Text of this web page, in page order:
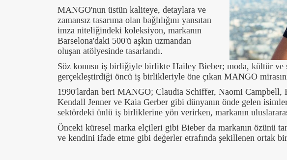
MANGO'nun üstün kaliteye, detaylara ve
zamansız tasarıma olan bağlılığını yansıtan
imza niteliğindeki koleksiyon, markanın
Barselona'daki 500'ü aşkın uzmandan
oluşan atölyesinde tasarlandı.
Söz konusu iş birliğiyle birlikte Hailey Bieber; moda, kültür ve
gerçekleştirdiği öncü iş birlikleriyle öne çıkan MANGO
1990'lardan beri MANGO; Claudia Schiffer, Naomi Campbell,
Kendall Jenner ve Kaia Gerber gibi dünyanın önde gelen
sektördeki ünlü iş birliklerine yön verirken, markanın
Önceki küresel marka elçileri gibi Bieber da markanın özünü
ve kendini ifade etme gibi değerler etrafında şekillenen ortak